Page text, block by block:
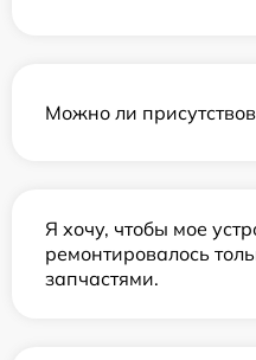
Можно ли
Я хочу, чтобы мое
ремонтировалось
запчастями.